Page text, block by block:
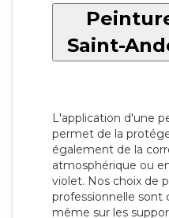
Saint-
L'application d'une
permet de la
également de la
atmosphérique ou
violet. Nos choix de
professionnelle sont
même sur les